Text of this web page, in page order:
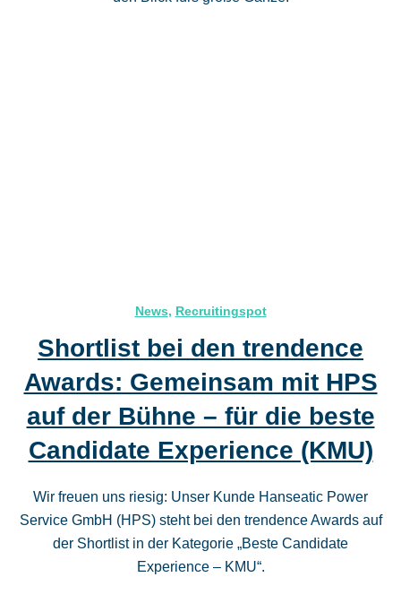
News, Recruitingspot
Shortlist bei den trendence
Awards: Gemeinsam mit HPS
auf der Bühne – für die beste
Candidate Experience (KMU)
Wir freuen uns riesig: Unser Kunde Hanseatic Power
Service GmbH (HPS) steht bei den trendence Awards auf
der Shortlist in der Kategorie „Beste Candidate
Experience – KMU“.